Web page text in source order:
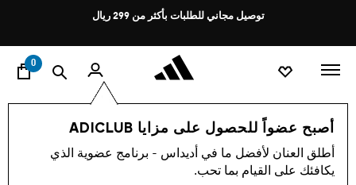
Pause
rotation
توصيل مجاني للطلبات بأكثر من 299 ريال
0
أصبح عضواً للحصول على مزايا ADICLUB
أطلق العنان لأفضل ما في أديداس - برنامج عضوية الذي
يكافئك على القيام بما تحب.
الأطفال أحذية
أحدث أحذية أديداس للأطفال